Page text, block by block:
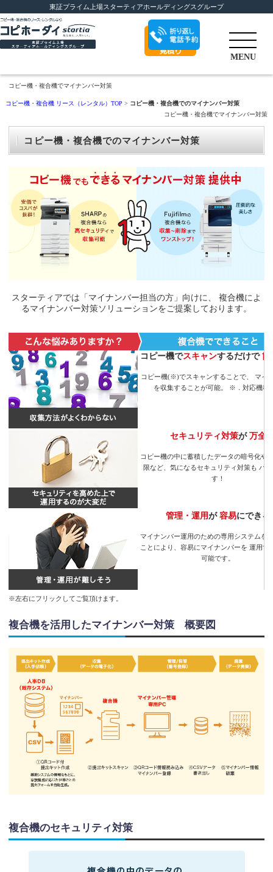
東証プライム上場スターティアホールディングスグループ
折り返し電話予
MENU
コピー機・複合機でマイナンバー対策
コピー機・複合機 リース（レンタル）TOP > コピー機・複合機でのマイナンバー対策
コピー機・複合機でマイナンバー対策
コピー機・複合機でのマイナンバー対策
スターティアでは「マイナンバー担当の方」向けに、 複合機によ
るマイナンバー対策ソリューションをご提案しております。
コピー機でスキャンするだけで簡
コピー機(※)でスキャンすることで、 マイ
を収集することが可能。 ※．対応機種
セキュリティ対策が万全
コピー機の中に蓄積したデータの暗号化や
限など、気になるセキュリティ対策も バ
す！
管理・運用が容易にできる
マイナンバー運用のための専用システムを
ことにより、容易にマイナンバーを 運用す
可能です。
※左右にフリックしてご覧頂けます。
複合機を活用したマイナンバー対策 概要図
複合機のセキュリティ対策